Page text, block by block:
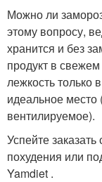
Можно ли
этому вопросу,
хранится и без
продукт в
лежкость только
идеальное
вентилируемое).
Успейте
похудения или
Yamdiet .